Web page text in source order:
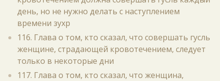
день, но не нужно делать с наступлением
времени зухр
116. Глава о том, кто сказал, что совершать гусль
женщине, страдающей кровотечением, следует
только в некоторые дни
117. Глава о том, кто сказал, что женщина,